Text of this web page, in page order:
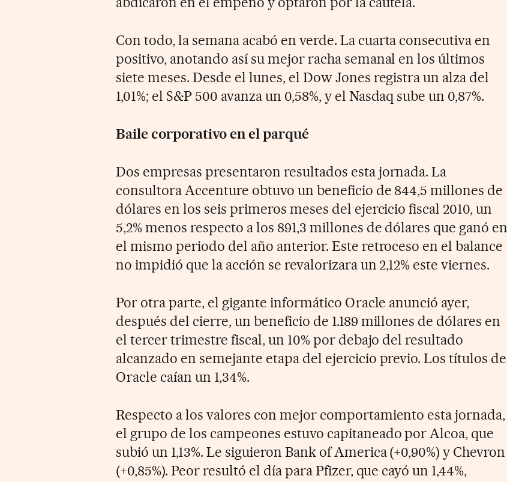
Con todo, la semana acabó en verde. La cuarta consecutiva en
positivo, anotando así su mejor racha semanal en los últimos
siete meses. Desde el lunes, el Dow Jones registra un alza del
1,01%; el S&P 500 avanza un 0,58%, y el Nasdaq sube un 0,87%.
Baile corporativo en el parqué
Dos empresas presentaron resultados esta jornada. La
consultora Accenture obtuvo un beneficio de 844,5 millones de
dólares en los seis primeros meses del ejercicio fiscal 2010, un
5,2% menos respecto a los 891,3 millones de dólares que ganó en
el mismo periodo del año anterior. Este retroceso en el balance
no impidió que la acción se revalorizara un 2,12% este viernes.
Por otra parte, el gigante informático Oracle anunció ayer,
después del cierre, un beneficio de 1.189 millones de dólares en
el tercer trimestre fiscal, un 10% por debajo del resultado
alcanzado en semejante etapa del ejercicio previo. Los títulos de
Oracle caían un 1,34%.
Respecto a los valores con mejor comportamiento esta jornada,
el grupo de los campeones estuvo capitaneado por Alcoa, que
subió un 1,13%. Le siguieron Bank of America (+0,90%) y Chevron
(+0,85%). Peor resultó el día para Pfizer, que cayó un 1,44%,